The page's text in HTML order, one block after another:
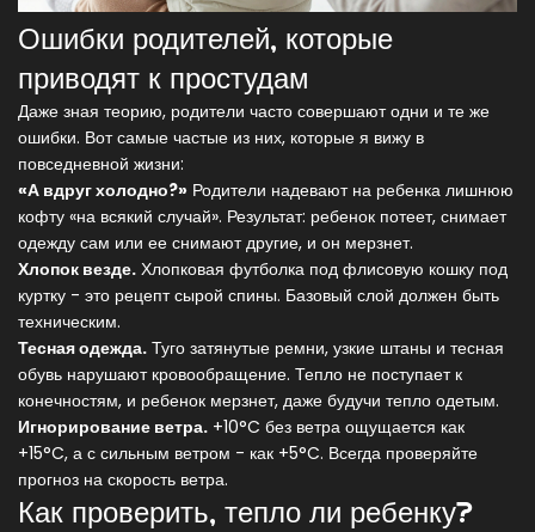
Ошибки родителей, которые
приводят к простудам
Даже зная теорию, родители часто совершают одни и те же
ошибки. Вот самые частые из них, которые я вижу в
повседневной жизни:
«А вдруг холодно?» Родители надевают на ребенка лишнюю
кофту «на всякий случай». Результат: ребенок потеет, снимает
одежду сам или ее снимают другие, и он мерзнет.
Хлопок везде. Хлопковая футболка под флисовую кошку под
куртку - это рецепт сырой спины. Базовый слой должен быть
техническим.
Тесная одежда. Туго затянутые ремни, узкие штаны и тесная
обувь нарушают кровообращение. Тепло не поступает к
конечностям, и ребенок мерзнет, даже будучи тепло одетым.
Игнорирование ветра. +10°C без ветра ощущается как
+15°C, а с сильным ветром - как +5°C. Всегда проверяйте
прогноз на скорость ветра.
Как проверить, тепло ли ребенку?